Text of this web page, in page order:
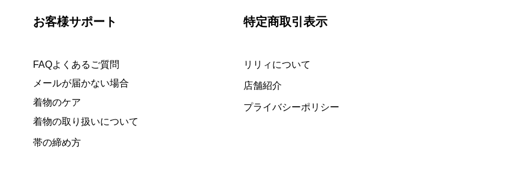
お客様サポート
FAQよくあるご質問
メールが届かない場合
着物のケア
着物の取り扱いについて
特定商取引表示
​リリィについて
​店舗紹介
プライバシーポリシー
​帯の締め方